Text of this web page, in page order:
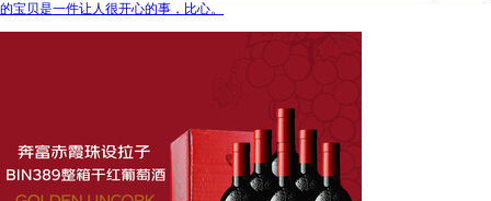
的宝贝是一件让人很开心的事，比心。